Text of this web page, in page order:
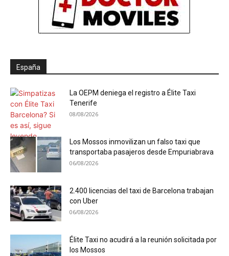
España
La OEPM deniega el registro a Élite Taxi
Tenerife
08/08/2026
Los Mossos inmovilizan un falso taxi que
transportaba pasajeros desde Empuriabrava
06/08/2026
2.400 licencias del taxi de Barcelona trabajan
con Uber
06/08/2026
Élite Taxi no acudirá a la reunión solicitada por
los Mossos